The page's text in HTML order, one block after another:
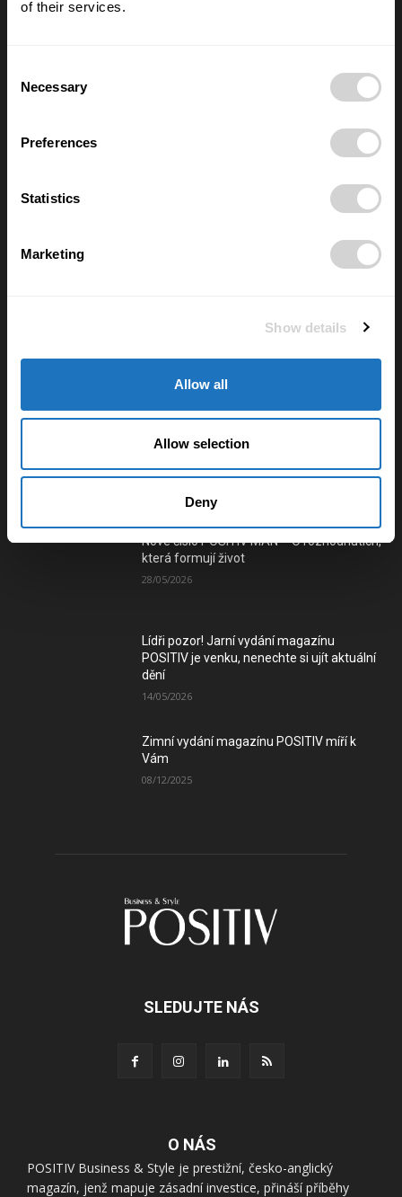
of their services.
Selection
Necessary
Preferences
Statistics
Marketing
Show details
Allow all
Allow selection
Deny
Nejčtenější
nezničit si záda? Pozor na sklapovačky
Elektřina je teď často zdarma a většina
Využití vlečkové sítě pro vybudování
Ostravsku a Karvinsku
Nové číslo POSITIV MAN – O rozhodnutích,
která formují život
28/05/2026
Lídři pozor! Jarní vydání magazínu
POSITIV je venku, nenechte si ujít aktuální
dění
14/05/2026
Zimní vydání magazínu POSITIV míří k
Vám
08/12/2025
SLEDUJTE NÁS
O NÁS
POSITIV Business & Style je prestižní, česko-anglický
magazín, jenž mapuje zásadní investice, přináší příběhy